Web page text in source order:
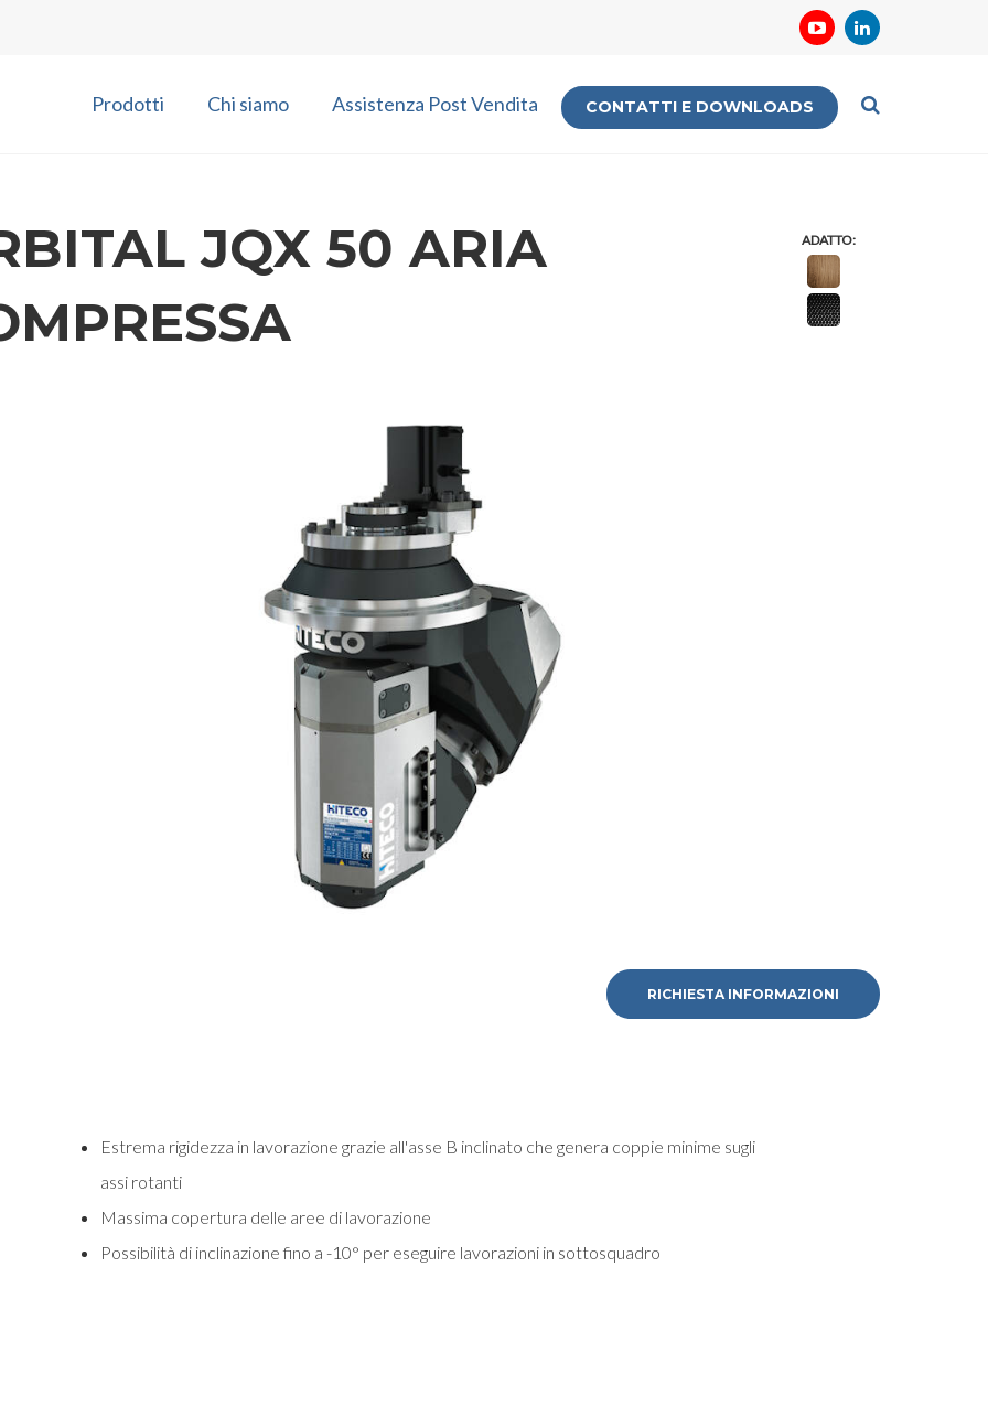
Prodotti Chi siamo Assistenza Post Vendita CONTATTI E DOWNLOADS
JQX 50 ARIA
ADATTO:
RICHIESTA INFORMAZIONI
Estrema rigidezza in lavorazione grazie all'asse B inclinato che genera coppie minime sugli
assi rotanti
Massima copertura delle aree di lavorazione
Possibilità di inclinazione fino a -10° per eseguire lavorazioni in sottosquadro